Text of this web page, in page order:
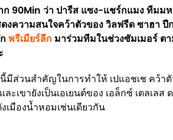
ก 90Min ว่า ปารีส แซง-แชร์กแมง ทีมมห
งความสนใจคว้าตัวของ วิลฟรีด ซาฮา
พรีเมียร์ลีก มาร่วมทีมในช่วงซัมเมอร์ ต
มีส่วนสำคัญในการทำให้ เปแอชเช คว้าตั
ละเขายังเป็นเอเยนต์ของ เอล็กซ์ เตลเล
เมืองน้ำหอมเช่นเดียวกัน